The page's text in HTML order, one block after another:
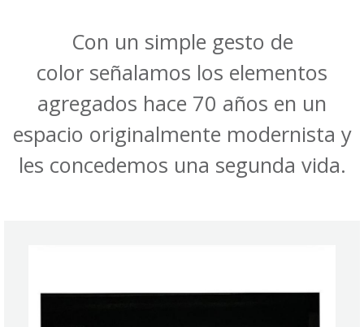
Con un simple gesto de
color señalamos los elementos
agregados hace 70 años en un
espacio originalmente modernista y
les concedemos una segunda vida.